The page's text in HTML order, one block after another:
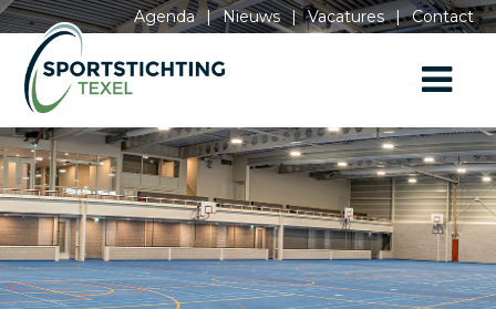
Agenda | Nieuws | Vacatures | Contact